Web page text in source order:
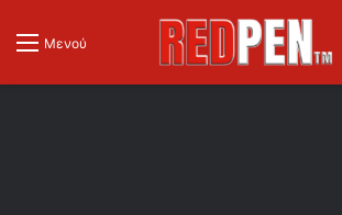
Μενού